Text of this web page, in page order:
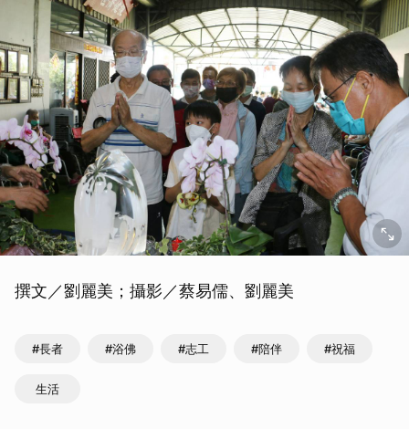
撰文／劉麗美；攝影／蔡易儒、劉麗美
#長者 #浴佛 #志工 #陪伴 #祝福
生活